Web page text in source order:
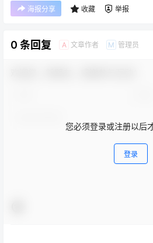
海报分享 收藏 举报
0 条回复 A 文章作者 M 管理员
您必须登录或注册以后
登录